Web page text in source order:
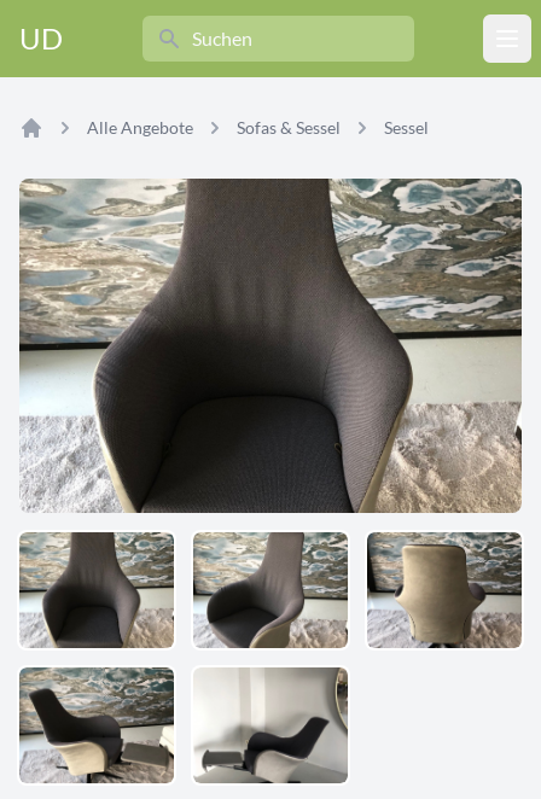
UD
Search
Alle Angebote Sofas & Sessel Sessel